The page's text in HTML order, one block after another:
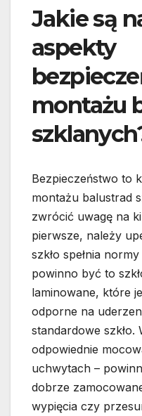
Jakie są
aspekty
montażu
Bezpieczeństwo to
montażu balustrad
zwrócić uwagę na
pierwsze, należy
szkło spełnia
powinno być to
laminowane, które
odporne na
standardowe szkło.
odpowiednie
uchwytach –
dobrze
wypięcia czy